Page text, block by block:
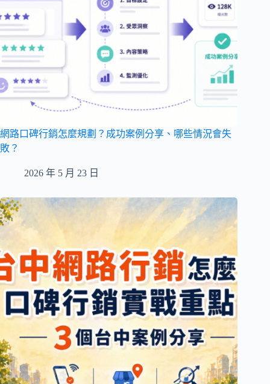
網路口碑行銷怎麼規劃？成功案例分享、哪些情況會失
敗？
2026 年 5 月 23 日